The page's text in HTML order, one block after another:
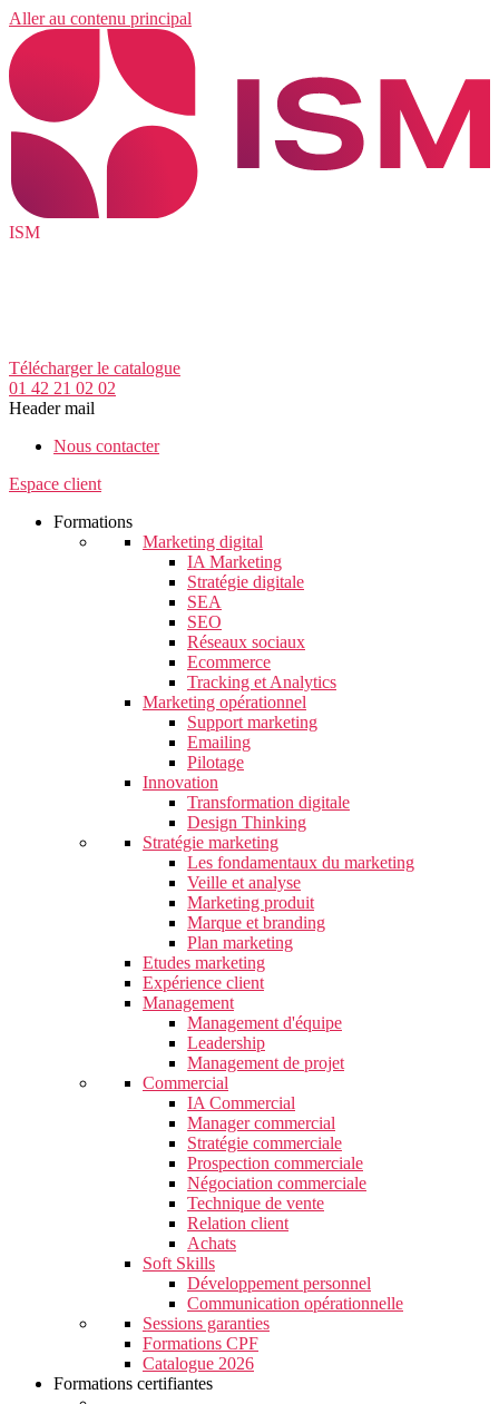
Aller au contenu principal
ISM
Télécharger le catalogue
01 42 21 02 02
Header mail
Nous contacter
Espace client
Formations
Marketing digital
IA Marketing
Stratégie digitale
SEA
SEO
Réseaux sociaux
Ecommerce
Tracking et Analytics
Marketing opérationnel
Support marketing
Emailing
Pilotage
Innovation
Transformation digitale
Design Thinking
Stratégie marketing
Les fondamentaux du marketing
Veille et analyse
Marketing produit
Marque et branding
Plan marketing
Etudes marketing
Expérience client
Management
Management d'équipe
Leadership
Management de projet
Commercial
IA Commercial
Manager commercial
Stratégie commerciale
Prospection commerciale
Négociation commerciale
Technique de vente
Relation client
Achats
Soft Skills
Développement personnel
Communication opérationnelle
Sessions garanties
Formations CPF
Catalogue 2026
Formations certifiantes